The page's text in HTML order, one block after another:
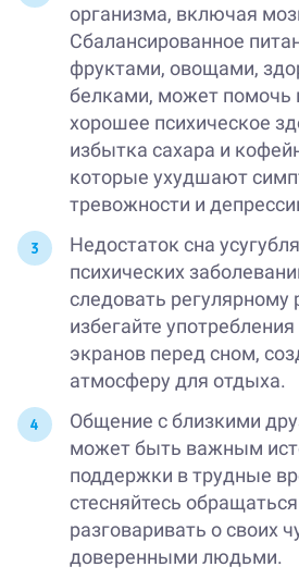
организма, включая
Сбалансированное
фруктами, овощами,
белками, может помочь
хорошее психическое
избытка сахара и
которые ухудшают
тревожности и
Недостаток сна
психических
следовать регулярному
избегайте
экранов перед сном,
атмосферу для отдыха.
Общение с близкими
может быть важным
поддержки в трудные
стесняйтесь
разговаривать о своих
доверенными людьми.